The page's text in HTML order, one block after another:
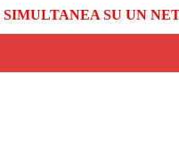
SIMULTANEA SU UN